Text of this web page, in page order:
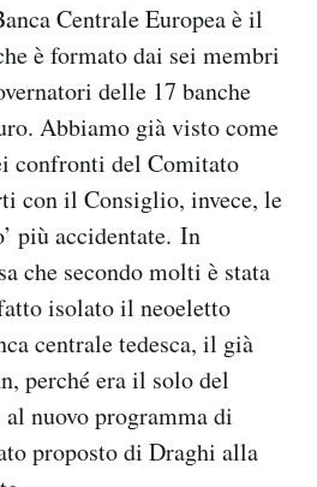
Centrale Europea è il
è formato dai sei membri
delle 17 banche
Abbiamo già visto come
confronti del Comitato
con il Consiglio, invece, le
più accidentate. In
che secondo molti è stata
isolato il neoeletto
centrale tedesca, il già
perché era il solo del
nuovo programma di
proposto di Draghi alla